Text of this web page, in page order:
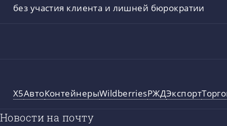
без участия клиента и лишней бюрократии
X5АвтоКонтейнерыWildberriesРЖДЭкспорт
Новости на почту